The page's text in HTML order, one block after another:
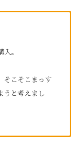
。
そこそこまっす
うと考えまし